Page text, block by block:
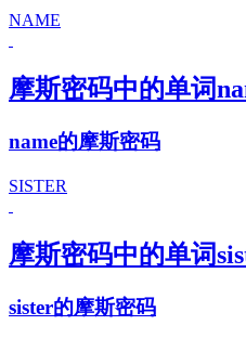
NAME
摩斯密码中的单词
name的摩斯密码
SISTER
摩斯密码中的单词
sister的摩斯密码